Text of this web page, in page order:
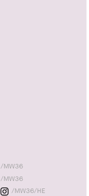
/MW36
/MW36
/MW36/HE